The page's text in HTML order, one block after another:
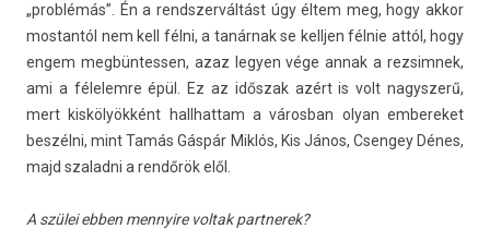
„problémás”. Én a re­ndszer­váltást úgy éltem meg, hogy akkor
mos­tantól nem kell félni, a tanárnak se kellj­en félnie attól, hogy
engem meg­büntess­en, azaz legy­en vége annak a re­zsim­nek,
ami a félelem­re épül. Ez az időszak azért is volt nagysz­erű,
mert kiskölyökként hallhat­tam a város­ban olyan em­bereket
beszélni, mint Tamás Gáspár Miklós, Kis János, Csen­gey Dénes,
majd szalad­ni a rendőrök elől.
A szülei ebben men­nyire vol­tak partnerek?